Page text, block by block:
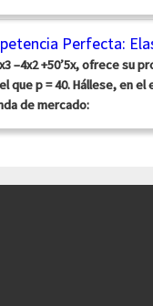
Perfecta:
–4x2 +50’5x, ofrece su
que p = 40. Hállese, en el
de mercado: